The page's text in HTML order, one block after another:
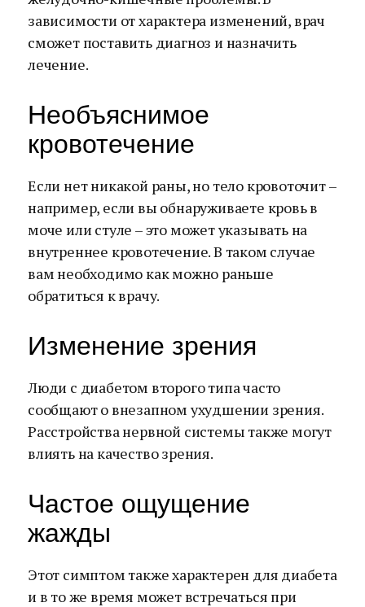
зависимости от характера изменений, врач
сможет поставить диагноз и назначить
лечение.
Необъяснимое
кровотечение
Если нет никакой раны, но тело кровоточит –
например, если вы обнаруживаете кровь в
моче или стуле – это может указывать на
внутреннее кровотечение. В таком случае
вам необходимо как можно раньше
обратиться к врачу.
Изменение зрения
Люди с диабетом второго типа часто
сообщают о внезапном ухудшении зрения.
Расстройства нервной системы также могут
влиять на качество зрения.
Частое ощущение
жажды
Этот симптом также характерен для диабета
и в то же время может встречаться при